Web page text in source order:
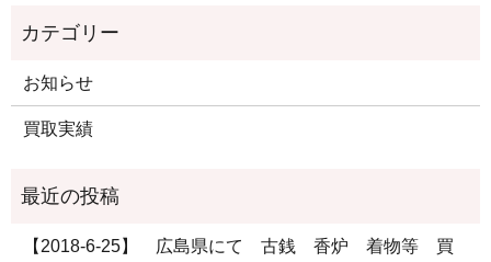
お知らせ
買取実績
【2018-6-25】 広島県にて 古銭 香炉 着物等 買